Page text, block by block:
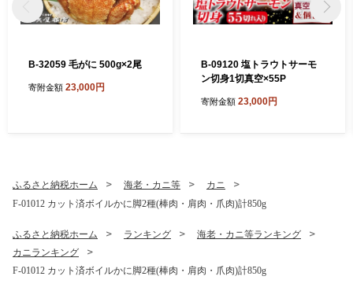
B-32059 毛がに 500g×2尾
寄附金額 23,000円
B-09120 塩トラウトサーモ
ン切身1切真空×55P
寄附金額 23,000円
ふるさと納税ホーム 海老・カニ等
カニ
F-01012 カット済ボイルかに脚2種(棒肉・肩肉・爪肉)計850g
ふるさと納税ホーム ランキング
海老・カニ等ランキング
カニランキング
F-01012 カット済ボイルかに脚2種(棒肉・肩肉・爪肉)計850g